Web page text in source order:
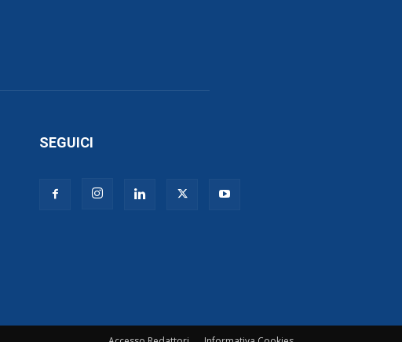
SEGUICI